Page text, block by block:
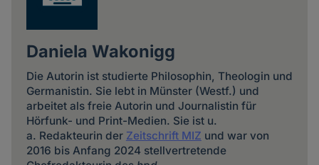
Daniela Wakonigg
Die Autorin ist studierte Philosophin, Theologin und
Germanistin. Sie lebt in Münster (Westf.) und
arbeitet als freie Autorin und Journalistin für
Hörfunk- und Print-Medien. Sie ist u.
a. Redakteurin der Zeitschrift MIZ und war von
2016 bis Anfang 2024 stellvertretende